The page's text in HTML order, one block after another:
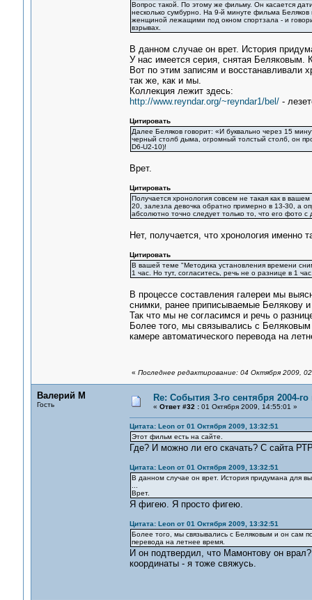
Вопрос такой. По этому же фильму. Он касается
несколько сумбурно. На 9-й минуте фильма
женщиной лежащими под окном спортзала - и
взрывах.
В данном случае он врет. История
У нас имеется серия, снятая
Вот по этим записям и восстанавливали
так же, как и мы.
Коллекция лежит здесь:
http://www.reyndar.org/~reyndar1/bel/-
Цитировать
Далее Беляков говорит: «И буквально через 15
черный столб дыма, огромный толстый столб, он
D6-U2-10)!
Врет.
Цитировать
Получается хронология совсем не такая как в
20, залезла девочка обратно примерно в 13-30, а
абсолютно точно следует только то, что его фото
Нет, получается, что хронология именно
Цитировать
В вашей теме "Методика установления времени
1 час. Но тут, согласитесь, речь не о разнице в 1
В процессе составления галереи мы
снимки, ранее приписываемые Белякову
Так что мы не согласимся и речь о
Более того, мы связывались с
камере автоматического перевода на
« Последнее редактирование: 04 Октября 2009,
Валерий М
Гость
Re: События 3-го сентября 2004-
« Ответ #32 :01 Октября 2009, 14:55:01 »
Цитата: Leon от 01 Октября 2009, 13:32:51
Этот фильм есть на сайте.
Где? И можно ли его скачать? С сайта
Цитата: Leon от 01 Октября 2009, 13:32:51
В данном случае он врет. История придумана для
Врет.
Я фигею. Я просто фигею.
Цитата: Leon от 01 Октября 2009, 13:32:51
Более того, мы связывались с Беляковым и он сам
перевода на летнее время.
И он подтвердил, что Мамонтову он
координаты - я тоже свяжусь.